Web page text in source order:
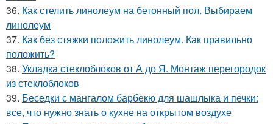
36. Как стелить линолеум на бетонный пол. Выбираем
линолеум
37. Как без стяжки положить линолеум. Как правильно
положить?
38. Укладка стеклоблоков от А до Я. Монтаж перегородок
из стеклоблоков
39. Беседки с мангалом барбекю для шашлыка и печки:
все, что нужно знать о кухне на открытом воздухе